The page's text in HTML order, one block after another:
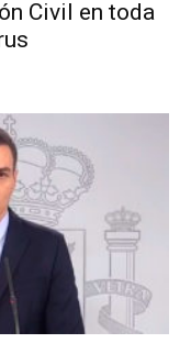
Civil en toda